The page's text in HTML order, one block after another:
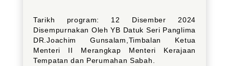
Tarikh program: 12 Disember 2024
Disempurnakan Oleh YB Datuk Seri Panglima
DR.Joachim Gunsalam,Timbalan Ketua
Menteri II Merangkap Menteri Kerajaan
Tempatan dan Perumahan Sabah.